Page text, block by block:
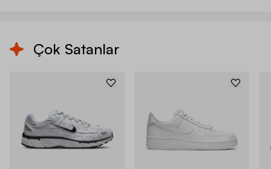
Çok Satanlar